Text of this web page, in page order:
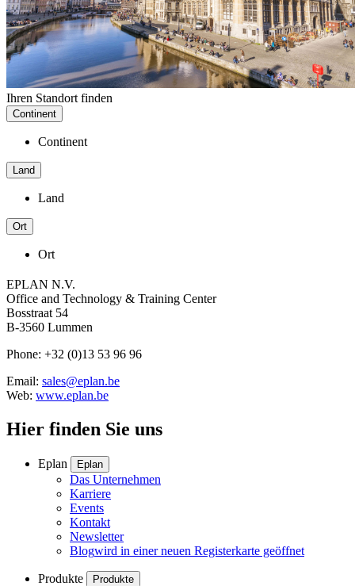
Ihren Standort finden
Continent
Continent
Land
Land
Ort
Ort
EPLAN N.V.
Office and Technology & Training Center
Bosstraat 54
B-3560 Lummen
Phone: +32 (0)13 53 96 96
Email: sales@eplan.be
Web: www.eplan.be
Hier finden Sie uns
Eplan Eplan
Das Unternehmen
Karriere
Events
Kontakt
Newsletter
Blogwird in einer neuen Registerkarte geöffnet
Produkte Produkte